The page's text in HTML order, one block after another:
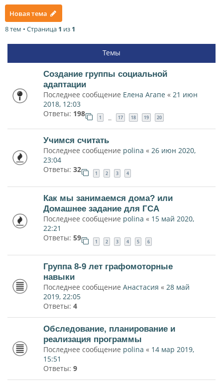
Новая тема
8 тем • Страница 1 из 1
Темы
Создание группы социальной
адаптации
Последнее сообщение Елена Агапе « 21 июн
2018, 12:03
Ответы: 198 1 … 17 18 19 20
Учимся считать
Последнее сообщение polina « 26 июн 2020,
23:04
Ответы: 32 1 2 3 4
Как мы занимаемся дома? или
Домашнее задание для ГСА
Последнее сообщение polina « 15 май 2020,
22:21
Ответы: 59 1 2 3 4 5 6
Группа 8-9 лет графомоторные
навыки
Последнее сообщение Анастасия « 28 май
2019, 22:05
Ответы: 4
Обследование, планирование и
реализация программы
Последнее сообщение polina « 14 мар 2019,
15:51
Ответы: 9